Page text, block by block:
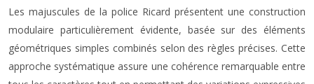
Les majuscules de la police Ricard présentent une construction
modulaire particulièrement évidente, basée sur des éléments
géométriques simples combinés selon des règles précises. Cette
approche systématique assure une cohérence remarquable entre